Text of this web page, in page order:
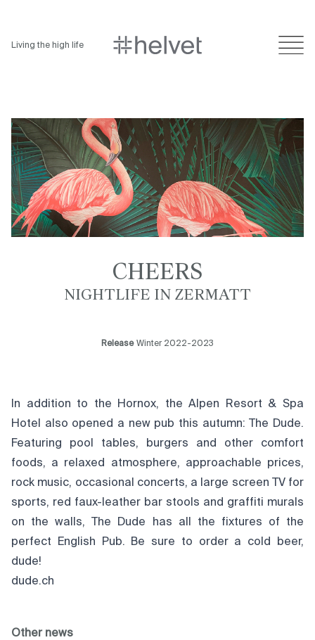
Living the high life
CHEERS
NIGHTLIFE IN ZERMATT
Release Winter 2022-2023
In addition to the Hornox, the Alpen Resort & Spa
Hotel also opened a new pub this autumn: The Dude.
Featuring pool tables, burgers and other comfort
foods, a relaxed atmosphere, approachable prices,
rock music, occasional concerts, a large screen TV for
sports, red faux-leather bar stools and graffiti murals
on the walls, The Dude has all the fixtures of the
perfect English Pub. Be sure to order a cold beer,
dude!
dude.ch
Other news